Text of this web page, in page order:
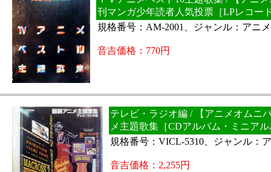
刊マンガ少年読者人気投票［LPレコー
規格番号：AM-2001、ジャンル：アニメ
音吉価格：770円
テレビ・ラジオ編 / 【アニメオムニ
メ主題歌集［CDアルバム・ミニア
規格番号：VICL-5310、ジャンル：
音吉価格：2,255円